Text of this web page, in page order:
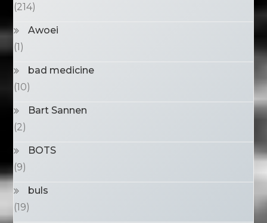
(214)
Awoei
(1)
bad medicine
(10)
Bart Sannen
(2)
BOTS
(9)
buls
(19)